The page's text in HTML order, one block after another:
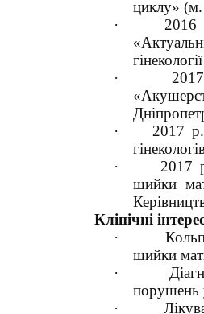
циклу»
·
2016
·
·
2017
·
2017
шийки
Клінічні
·
шийки
·
порушень
·